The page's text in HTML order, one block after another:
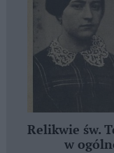
Relikwie św.
w